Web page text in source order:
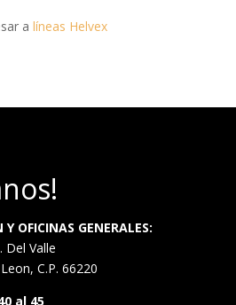
a líneas Helvex
OFICINAS GENERALES:
Del Valle
C.P. 66220
al 45